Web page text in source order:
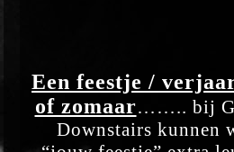
Een feestje /
of zomaar…….. bij
Downstairs kunnen